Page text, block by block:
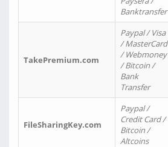
Banktransfer
TakePremium.com
Paypal / Visa
/ MasterCard
/ Webmoney
/ Bitcoin /
Bank
Transfer
FileSharingKey.com
Paypal /
Credit Card /
Bitcoin /
Altcoins